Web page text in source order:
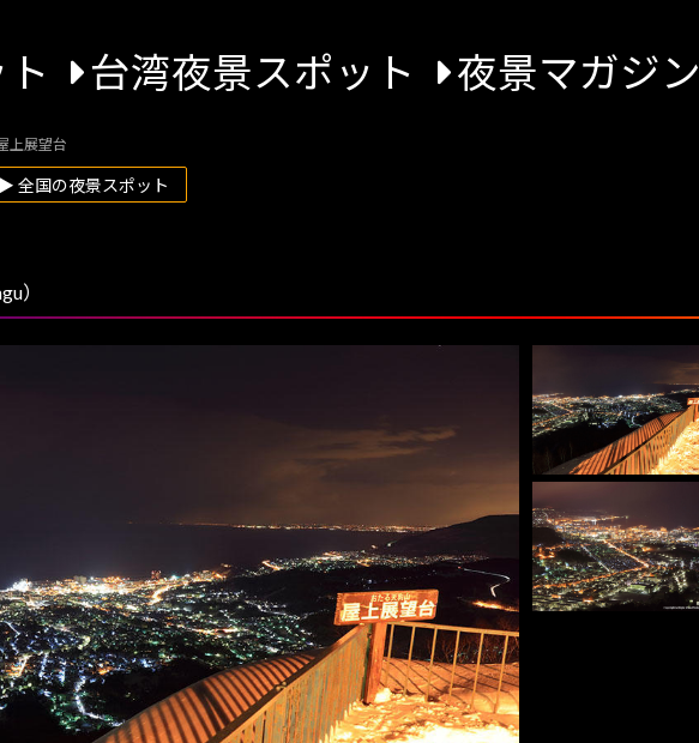
台湾夜景スポット 夜景マガジン
上展望台
全国の夜景スポット
）